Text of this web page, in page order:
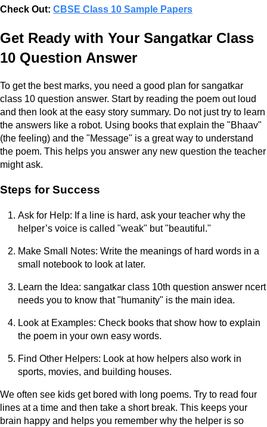
Check Out: CBSE Class 10 Sample Papers
Get Ready with Your Sangatkar Class
10 Question Answer
To get the best marks, you need a good plan for sangatkar
class 10 question answer. Start by reading the poem out loud
and then look at the easy story summary. Do not just try to learn
the answers like a robot. Using books that explain the "Bhaav"
(the feeling) and the "Message" is a great way to understand
the poem. This helps you answer any new question the teacher
might ask.
Steps for Success
Ask for Help: If a line is hard, ask your teacher why the
helper’s voice is called "weak" but "beautiful."
Make Small Notes: Write the meanings of hard words in a
small notebook to look at later.
Learn the Idea: sangatkar class 10th question answer ncert
needs you to know that "humanity" is the main idea.
Look at Examples: Check books that show how to explain
the poem in your own easy words.
Find Other Helpers: Look at how helpers also work in
sports, movies, and building houses.
We often see kids get bored with long poems. Try to read four
lines at a time and then take a short break. This keeps your
brain happy and helps you remember why the helper is so